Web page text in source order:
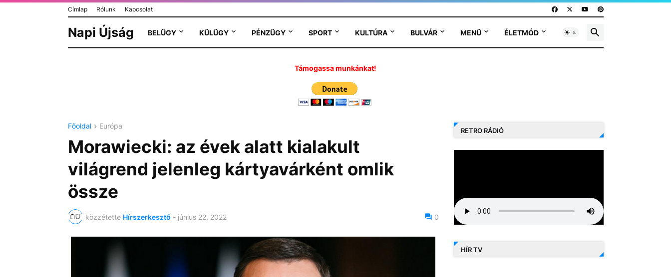
Címlap Rólunk Kapcsolat
Napi Újság BELÜGY KÜLÜGY PÉNZÜGY SPORT KULTÚRA BULVÁR MENÜ ÉLETMÓD
Támogassa munkánkat!
Főoldal Európa
Morawiecki: az évek alatt kialakult
világrend jelenleg kártyavárként omlik
össze
közzétette Hírszerkesztő - június 22, 2022 0
RETRO RÁDIÓ
HÍR TV